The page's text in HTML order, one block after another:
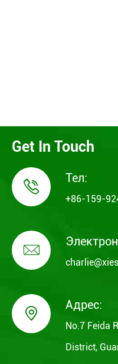
Get In Touch
 Тел:
+86-159-

 Адрес:
No.7 Feida
District,